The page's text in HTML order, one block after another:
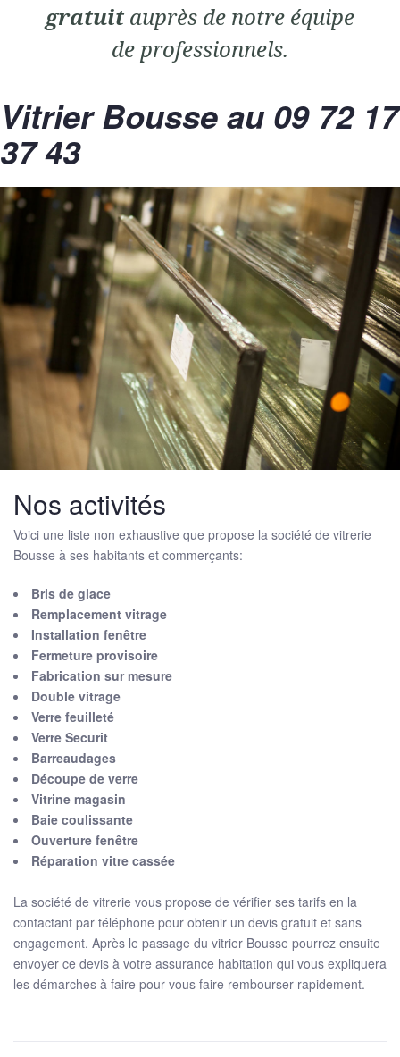
gratuit auprès de notre équipe
de professionnels.
Vitrier Bousse au 09 72 17
37 43
Nos activités
Voici une liste non exhaustive que propose la société de vitrerie
Bousse à ses habitants et commerçants:
Bris de glace
Remplacement vitrage
Installation fenêtre
Fermeture provisoire
Fabrication sur mesure
Double vitrage
Verre feuilleté
Verre Securit
Barreaudages
Découpe de verre
Vitrine magasin
Baie coulissante
Ouverture fenêtre
Réparation vitre cassée
La société de vitrerie vous propose de vérifier ses tarifs en la
contactant par téléphone pour obtenir un devis gratuit et sans
engagement. Après le passage du vitrier Bousse pourrez ensuite
envoyer ce devis à votre assurance habitation qui vous expliquera
les démarches à faire pour vous faire rembourser rapidement.